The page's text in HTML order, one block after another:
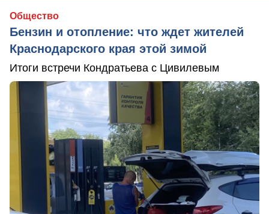
Общество
Бензин и отопление: что ждет жителей
Краснодарского края этой зимой
Итоги встречи Кондратьева с Цивилевым